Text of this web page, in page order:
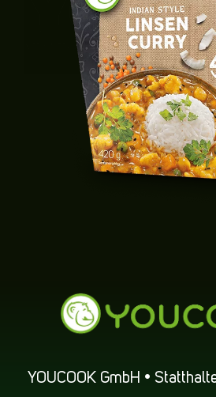
YOUCOOK GmbH •